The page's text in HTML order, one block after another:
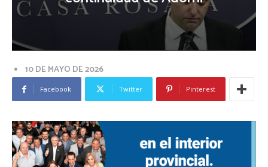
10 DE MAYO DE 2026
Facebook Twitter Pinterest